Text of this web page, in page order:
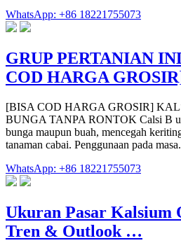
WhatsApp: +86 18221755073
GRUP PERTANIAN
COD HARGA
[BISA COD HARGA GROSIR]
BUNGA TANPA RONTOK Calsi B
bunga maupun buah, mencegah
tanaman cabai. Penggunaan pada
WhatsApp: +86 18221755073
Ukuran Pasar Kalsium
Tren & Outlook …